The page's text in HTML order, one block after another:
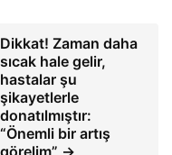
Dikkat! Zaman daha
sıcak hale gelir,
hastalar şu
şikayetlerle
donatılmıştır:
“Önemli bir artış
görelim” →